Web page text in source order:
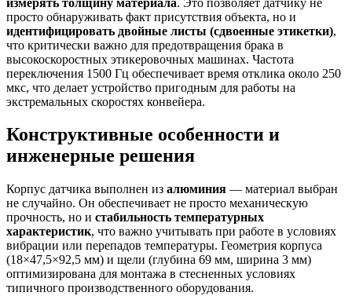
просто обнаруживать факт присутствия объекта, но и
идентифицировать двойные листы (сдвоенные этикетки),
что критически важно для предотвращения брака в
высокоскоростных этикеровочных машинах. Частота
переключения 1500 Гц обеспечивает время отклика около 250
мкс, что делает устройство пригодным для работы на
экстремальных скоростях конвейера.
Конструктивные особенности и
инженерные решения
Корпус датчика выполнен из алюминия — материал выбран
не случайно. Он обеспечивает не просто механическую
прочность, но и стабильность температурных
характеристик, что важно учитывать при работе в условиях
вибрации или перепадов температуры. Геометрия корпуса
(18×47,5×92,5 мм) и щели (глубина 69 мм, ширина 3 мм)
оптимизирована для монтажа в стесненных условиях
типичного производственного оборудования.